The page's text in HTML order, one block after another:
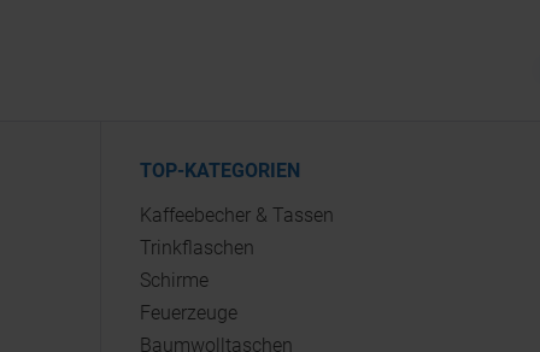
TOP-KATEGORIEN
Kaffeebecher & Tassen
Trinkflaschen
Schirme
Feuerzeuge
Baumwolltaschen